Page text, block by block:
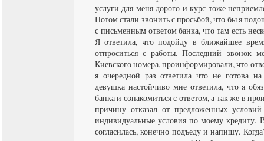
услуги для меня дорого и курс тоже
Потом стали звонить с просьбой, что бы я
с письменным ответом банка, что там есть
Я ответила, что подойду в ближайшее
отпроситься с работы. Последний звонок
Киевского номера, проинформировали, что
я очередной раз ответила что не готова
девушка настойчиво мне ответила, что я
банка и ознакомиться с ответом, а так же в
причину отказал от предложенных
индивидуальные условия по моему кредиту.
согласилась, конечно подъеду и напишу.